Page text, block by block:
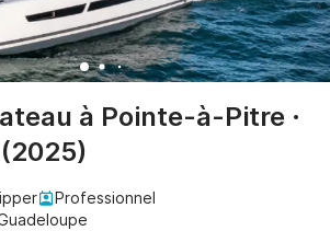
à Pointe-à-Pitre ·
Professionnel